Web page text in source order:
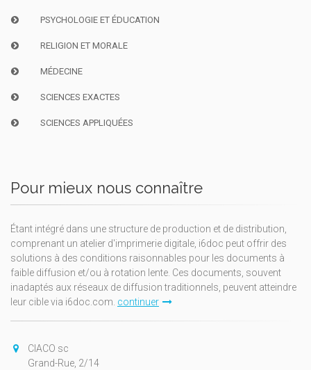
PSYCHOLOGIE ET ÉDUCATION
RELIGION ET MORALE
MÉDECINE
SCIENCES EXACTES
SCIENCES APPLIQUÉES
Pour mieux nous connaître
Étant intégré dans une structure de production et de distribution,
comprenant un atelier d'imprimerie digitale, i6doc peut offrir des
solutions à des conditions raisonnables pour les documents à
faible diffusion et/ou à rotation lente. Ces documents, souvent
inadaptés aux réseaux de diffusion traditionnels, peuvent atteindre
leur cible via i6doc.com. continuer
CIACO sc
Grand-Rue, 2/14